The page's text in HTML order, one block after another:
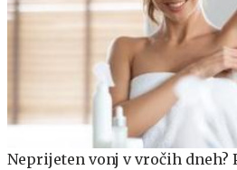
Neprijeten vonj v vročih dneh?